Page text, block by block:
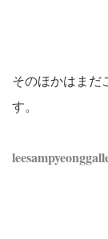
そのほかはまだ
す。